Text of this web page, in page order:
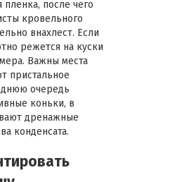
после чего
кровельного
внахлест. Если
режется на куски
Важны места
пристальное
очередь
коньки, в
дренажные
конденсата.